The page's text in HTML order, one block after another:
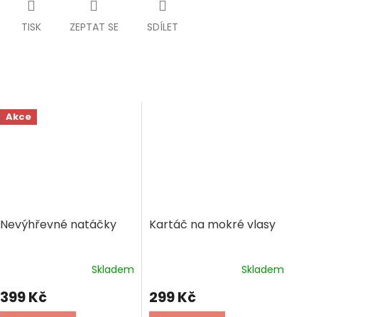
TISK ZEPTAT SE SDÍLET
Akce
Nevýhřevné natáčky
Skladem
399 Kč
Kartáč na mokré vlasy
Skladem
299 Kč